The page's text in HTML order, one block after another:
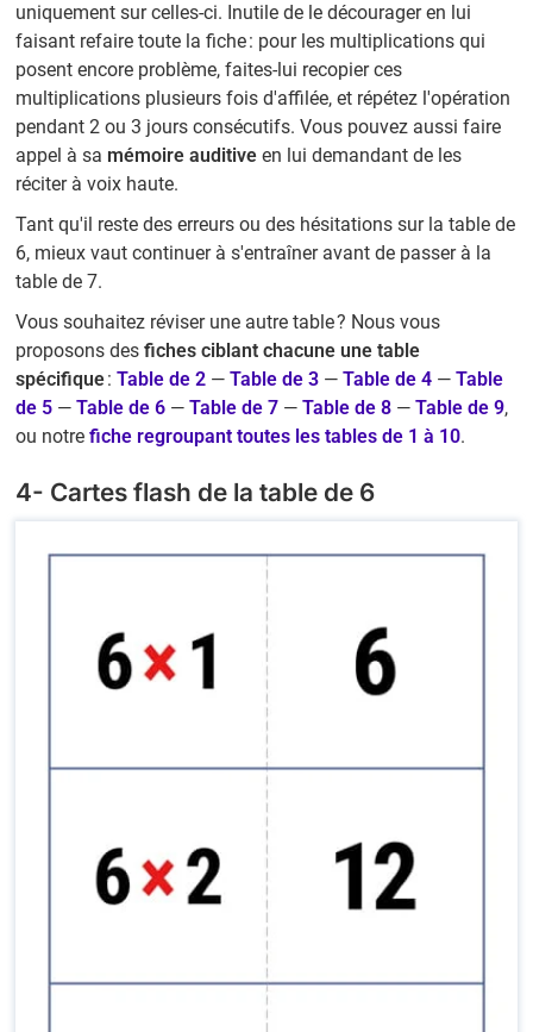
uniquement sur celles-ci. Inutile de le décourager en lui
faisant refaire toute la fiche : pour les multiplications qui
posent encore problème, faites-lui recopier ces
multiplications plusieurs fois d'affilée, et répétez l'opération
pendant 2 ou 3 jours consécutifs. Vous pouvez aussi faire
appel à sa mémoire auditive en lui demandant de les
réciter à voix haute.
Tant qu'il reste des erreurs ou des hésitations sur la table de
6, mieux vaut continuer à s'entraîner avant de passer à la
table de 7.
Vous souhaitez réviser une autre table ? Nous vous
proposons desfiches ciblant chacune une table
spécifique:Table de 2 —Table de 3 —Table de 4 —Table
de 5 —Table de 6 —Table de 7 —Table de 8 —Table de 9,
ou notrefiche regroupant toutes les tables de 1 à 10.
4- Cartes flash de la table de 6